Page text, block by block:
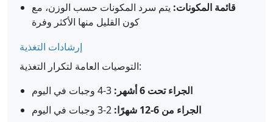
قائمة المكونات: يتم سرد المكونات حسب الوزن، مع
كون القليل منها الأكثر وفرة
إرشادات التغذية
التوصيات العامة لتكرار التغذية:
الجراء تحت 6 أشهر:
الجراء من 6-12 شهرًا: